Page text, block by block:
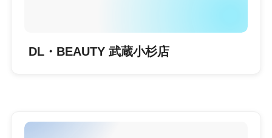
DL・BEAUTY 武蔵小杉店